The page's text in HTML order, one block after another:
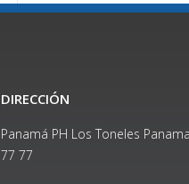
DIRECCIÓN
Panamá PH Los Toneles
77 77